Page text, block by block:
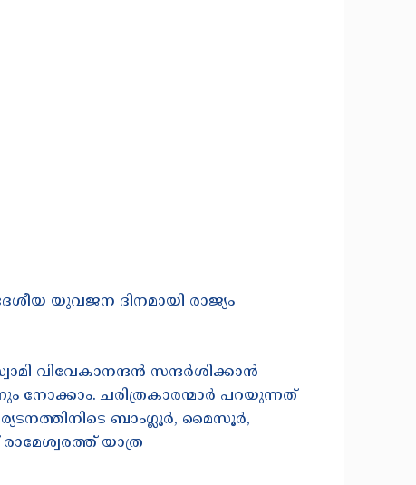
യുവജന ദിനമായി രാജ്യം
വിവേകാനന്ദൻ സന്ദർശിക്കാൻ
ചരിത്രകാരന്മാർ പറയുന്നത്
ബാംഗ്ലൂർ, മൈസൂർ,
യാത്ര